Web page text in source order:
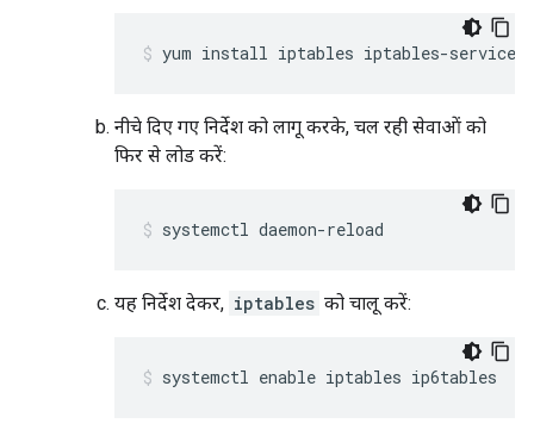
yum install iptables iptables-services
नीचे दिए गए निर्देश को लागू करके, चल रही सेवाओं को
फिर से लोड करें:
systemctl daemon-reload
यह निर्देश देकर, iptables को चालू करें:
systemctl enable iptables ip6tables